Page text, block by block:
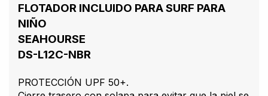
FLOTADOR INCLUIDO PARA SURF PARA
NIÑO
SEAHOURSE
DS-L12C-NBR
PROTECCIÓN UPF 50+.